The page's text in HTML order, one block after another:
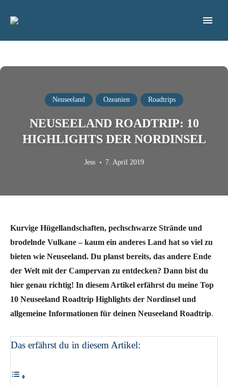
Neuseeland Ozeanien Roadtrips
NEUSEELAND ROADTRIP: 10
HIGHLIGHTS DER NORDINSEL
Jess 7. April 2019
Kurvige Hügellandschaften, pechschwarze Strände und
brodelnde Vulkane – kaum ein anderes Land hat so viel zu
bieten wie Neuseeland. Du planst bereits, das andere Ende
der Welt mit der Campervan zu entdecken? Dann bist du
hier genau richtig! In diesem Artikel erfährst du meine Top
10 Neuseeland Roadtrip Highlights der Nordinsel und
allgemeine Informationen für deinen Neuseeland Roadtrip.
Das erfährst du in diesem Artikel: